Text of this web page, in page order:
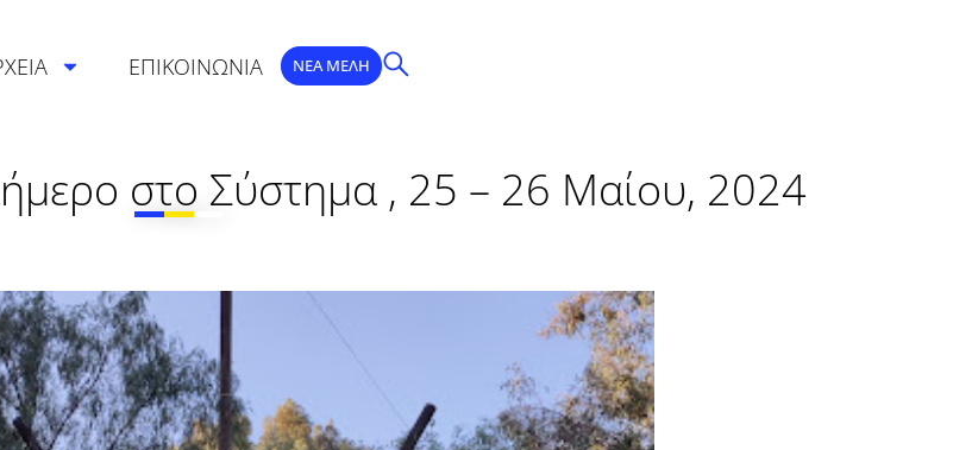
ΕΠΙΚΟΙΝΩΝΙΑ ΝΕΑ ΜΕΛΗ
στο Σύστημα , 25 – 26 Μαίου, 2024